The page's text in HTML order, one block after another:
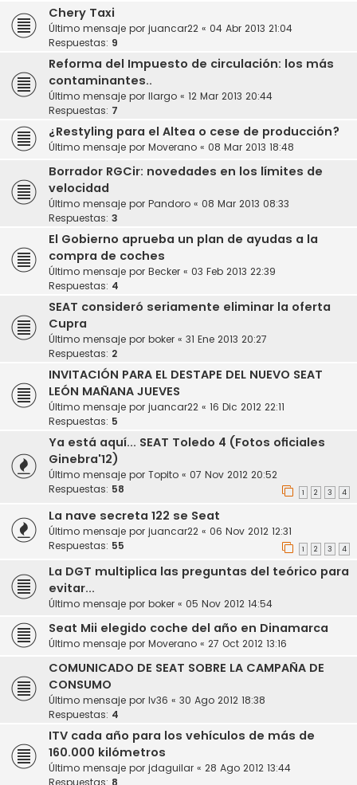
Chery Taxi
Último mensaje por juancar22 « 04 Abr 2013 21:04
Respuestas: 9
Reforma del Impuesto de circulación: los más
contaminantes..
Último mensaje por llargo « 12 Mar 2013 20:44
Respuestas: 7
¿Restyling para el Altea o cese de producción?
Último mensaje por Moverano « 08 Mar 2013 18:48
Borrador RGCir: novedades en los límites de
velocidad
Último mensaje por Pandoro « 08 Mar 2013 08:33
Respuestas: 3
El Gobierno aprueba un plan de ayudas a la
compra de coches
Último mensaje por Becker « 03 Feb 2013 22:39
Respuestas: 4
SEAT consideró seriamente eliminar la oferta
Cupra
Último mensaje por boker « 31 Ene 2013 20:27
Respuestas: 2
INVITACIÓN PARA EL DESTAPE DEL NUEVO SEAT
LEÓN MAÑANA JUEVES
Último mensaje por juancar22 « 16 Dic 2012 22:11
Respuestas: 5
Ya está aquí... SEAT Toledo 4 (Fotos oficiales
Ginebra'12)
Último mensaje por Topito « 07 Nov 2012 20:52
Respuestas: 58 1 2 3 4
La nave secreta 122 se Seat
Último mensaje por juancar22 « 06 Nov 2012 12:31
Respuestas: 55 1 2 3 4
La DGT multiplica las preguntas del teórico para
evitar...
Último mensaje por boker « 05 Nov 2012 14:54
Seat Mii elegido coche del año en Dinamarca
Último mensaje por Moverano « 27 Oct 2012 13:16
COMUNICADO DE SEAT SOBRE LA CAMPAÑA DE
CONSUMO
Último mensaje por lv36 « 30 Ago 2012 18:38
Respuestas: 4
ITV cada año para los vehículos de más de
160.000 kilómetros
Último mensaje por jdaguilar « 28 Ago 2012 13:44